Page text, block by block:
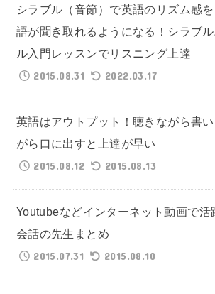
シラブル（音節）で英語のリズム感
語が聞き取れるようになる！シラブ
ル入門レッスンでリスニング上達
2015.08.31
2022.03.17
英語はアウトプット！聴きながら書
がら口に出すと上達が早い
2015.08.12
2015.08.13
Youtubeなどインターネット動画で活
会話の先生まとめ
2015.07.31
2015.08.10